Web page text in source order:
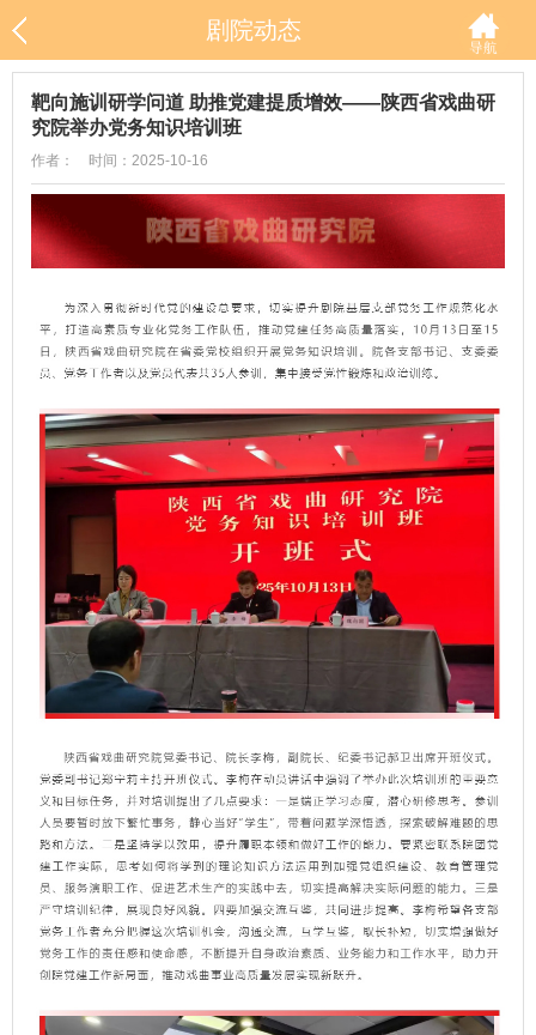
剧院动态
靶向施训研学问道 助推党建提质增效——陕西省戏曲研
究院举办党务知识培训班
作者： 时间：2025-10-16